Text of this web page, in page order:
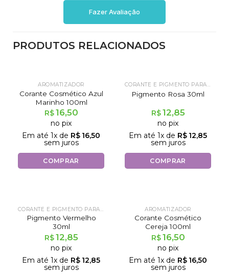
Fazer Avaliação
PRODUTOS RELACIONADOS
AROMATIZADOR
Corante Cosmético Azul
Marinho 100ml
R$16,50
no pix
Em até 1x de R$ 16,50
sem juros
COMPRAR
CORANTE E PIGMENTO PARA SABONETE
Pigmento Rosa 30ml
R$12,85
no pix
Em até 1x de R$ 12,85
sem juros
COMPRAR
CORANTE E PIGMENTO PARA SABONETE
Pigmento Vermelho
30ml
R$12,85
no pix
Em até 1x de R$ 12,85
sem juros
AROMATIZADOR
Corante Cosmético
Cereja 100ml
R$16,50
no pix
Em até 1x de R$ 16,50
sem juros